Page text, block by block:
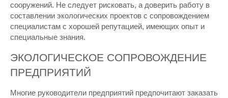
сооружений. Не следует рисковать, а доверить работу в
составлении экологических проектов с сопровождением
специалистам с хорошей репутацией, имеющих опыт и
специальные знания.
ЭКОЛОГИЧЕСКОЕ СОПРОВОЖДЕНИЕ
ПРЕДПРИЯТИЙ
Многие руководители предприятий предпочитают заказать